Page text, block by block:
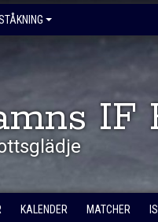
IF
KALENDER MATCHER